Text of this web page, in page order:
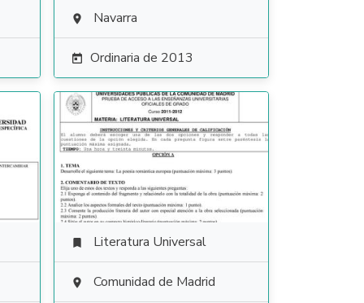
 Navarra
 Ordinaria de 2013
 Literatura Universal
 Comunidad de Madrid